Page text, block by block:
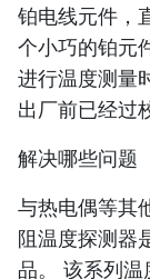
铂电线元件，
个小巧的铂元
进行温度测量
出厂前已经过
解决哪些问题
与热电偶等其
阻温度探测器
品。 该系列